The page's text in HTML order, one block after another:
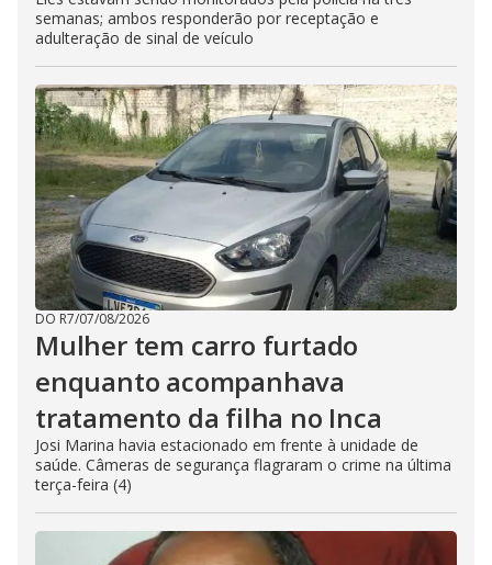
semanas; ambos responderão por receptação e
adulteração de sinal de veículo
DO R7/07/08/2026
Mulher tem carro furtado
enquanto acompanhava
tratamento da filha no Inca
Josi Marina havia estacionado em frente à unidade de
saúde. Câmeras de segurança flagraram o crime na última
terça-feira (4)